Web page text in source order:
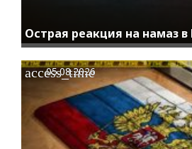
Острая реакция на намаз
access_time
05.08.2026